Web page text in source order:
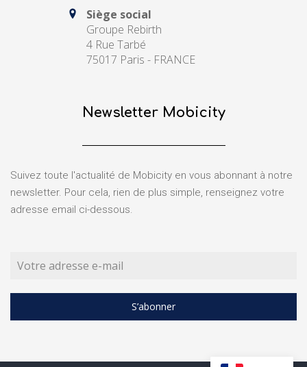
Siège social
Groupe Rebirth
4 Rue Tarbé
75017 Paris - FRANCE
Newsletter Mobicity
Suivez toute l'actualité de Mobicity en vous abonnant à notre
newsletter. Pour cela, rien de plus simple, renseignez votre
adresse email ci-dessous.
S’abonner